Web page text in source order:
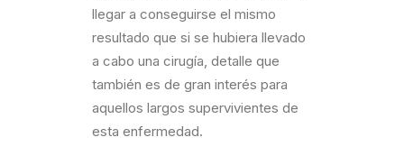
llegar a conseguirse el mismo
resultado que si se hubiera llevado
a cabo una cirugía, detalle que
también es de gran interés para
aquellos largos supervivientes de
esta enfermedad.